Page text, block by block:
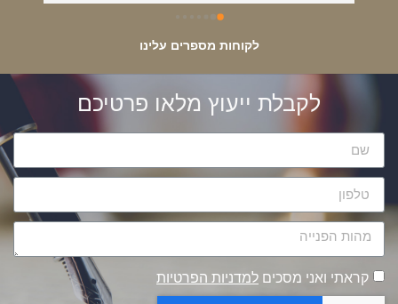
לקוחות מספרים עלינו
לקבלת ייעוץ מלאו פרטיכם
קראתי ואני מסכים למדניות הפרטיות